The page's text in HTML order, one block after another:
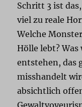
Schritt 3 ist
viel zu reale
Welche
Hölle lebt? Was
entstehen, das
misshandelt
absichtlich